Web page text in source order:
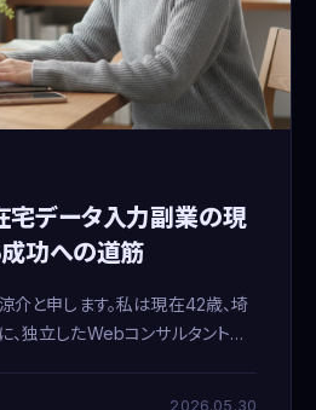
宅データ入力副業の現
成功への道筋
介と申します。私は現在42歳、埼
独立したWebコンサルタントと
2026.05.30